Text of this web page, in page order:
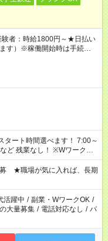
者：時給1800円～★日払い
す）※稼働開始時は手続き完
し！ ※Wワークの
超の就業はご案内できませ
務は社会保険への加入対象
派遣の原則禁止）により、
しい場合があります
★職場が気に入れば、長期
活躍中 / 副業・WワークOK /
大量募集 / 電話対応なし / パ